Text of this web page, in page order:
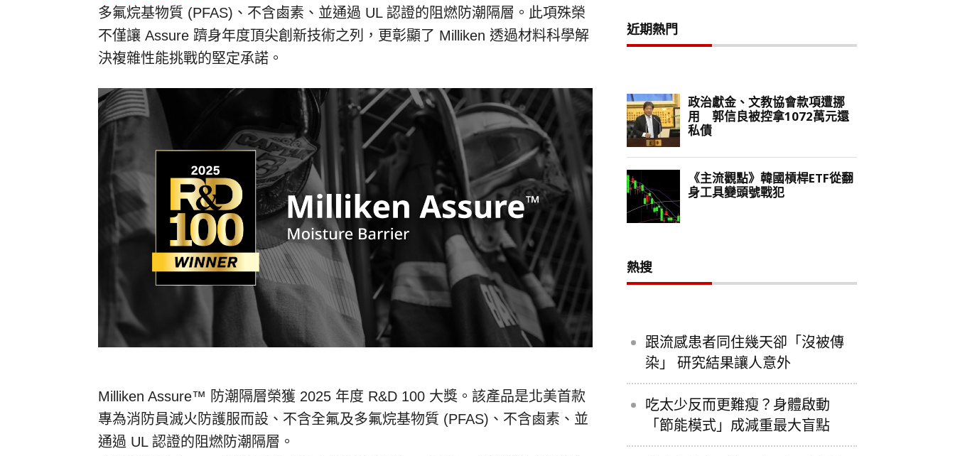
多氟烷基物質 (PFAS)、不含鹵素、並通過 UL 認證的阻燃防潮隔層。此項殊榮
不僅讓 Assure 躋身年度頂尖創新技術之列，更彰顯了 Milliken 透過材料科學解
決複雜性能挑戰的堅定承諾。
Milliken Assure™ 防潮隔層榮獲 2025 年度 R&D 100 大獎。該產品是北美首款
專為消防員滅火防護服而設、不含全氟及多氟烷基物質 (PFAS)、不含鹵素、並
通過 UL 認證的阻燃防潮隔層。
近期熱門
熱搜
跟流感患者同住幾天卻「沒被傳
染」 研究結果讓人意外
吃太少反而更難瘦？身體啟動
「節能模式」成減重最大盲點